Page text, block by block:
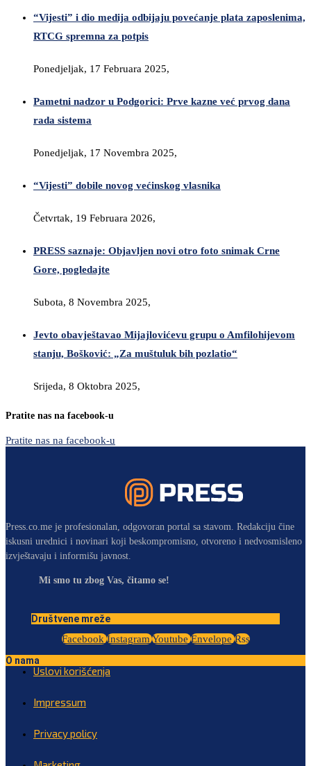
“Vijesti” i dio medija odbijaju povećanje plata zaposlenima,
RTCG spremna za potpis
Ponedjeljak, 17 Februara 2025,
Pametni nadzor u Podgorici: Prve kazne već prvog dana
rada sistema
Ponedjeljak, 17 Novembra 2025,
“Vijesti” dobile novog većinskog vlasnika
Četvrtak, 19 Februara 2026,
PRESS saznaje: Objavljen novi otro foto snimak Crne
Gore, pogledajte
Subota, 8 Novembra 2025,
Jevto obavještavao Mijajlovićevu grupu o Amfilohijevom
stanju, Bošković: „Za muštuluk bih pozlatio“
Srijeda, 8 Oktobra 2025,
Pratite nas na facebook-u
Pratite nas na facebook-u
Press.co.me je profesionalan, odgovoran portal sa stavom. Redakciju čine
iskusni urednici i novinari koji beskompromisno, otvoreno i nedvosmisleno
izvještavaju i informišu javnost.
Mi smo tu zbog Vas, čitamo se!
Društvene mreže
Facebook Instagram Youtube Envelope Rss
O nama
Uslovi korišćenja
Impressum
Privacy policy